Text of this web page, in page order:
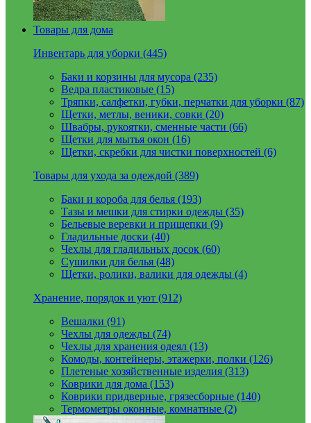
Товары для дома
Инвентарь для уборки (445)
Баки и корзины для мусора (235)
Ведра пластиковые (15)
Тряпки, салфетки, губки, перчатки для уборки (87)
Щетки, метлы, веники, совки (20)
Швабры, рукоятки, сменные части (66)
Щетки для мытья окон (16)
Щетки, скребки для чистки поверхностей (6)
Товары для ухода за одеждой (389)
Баки и короба для белья (193)
Тазы и мешки для стирки одежды (35)
Бельевые веревки и прищепки (9)
Гладильные доски (40)
Чехлы для гладильных досок (60)
Сушилки для белья (48)
Щетки, ролики, валики для одежды (4)
Хранение, порядок и уют (912)
Вешалки (91)
Чехлы для одежды (74)
Чехлы для хранения одеял (13)
Комоды, контейнеры, этажерки, полки (126)
Плетеные хозяйственные изделия (313)
Коврики для дома (153)
Коврики придверные, грязесборные (140)
Термометры оконные, комнатные (2)